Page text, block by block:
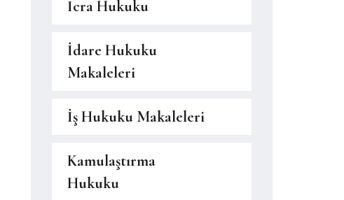
İcra Hukuku
İdare Hukuku
Makaleleri
İş Hukuku Makaleleri
Kamulaştırma
Hukuku